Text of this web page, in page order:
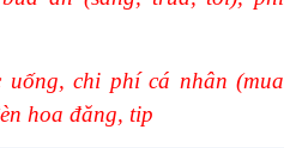
chi phí cá nhân (mua
hoa đăng, tip